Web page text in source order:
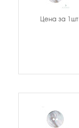
Цена за 1шт